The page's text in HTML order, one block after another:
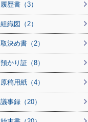
履歴書（3）
組織図（2）
取決め書（2）
預かり証（8）
原稿用紙（4）
議事録（20）